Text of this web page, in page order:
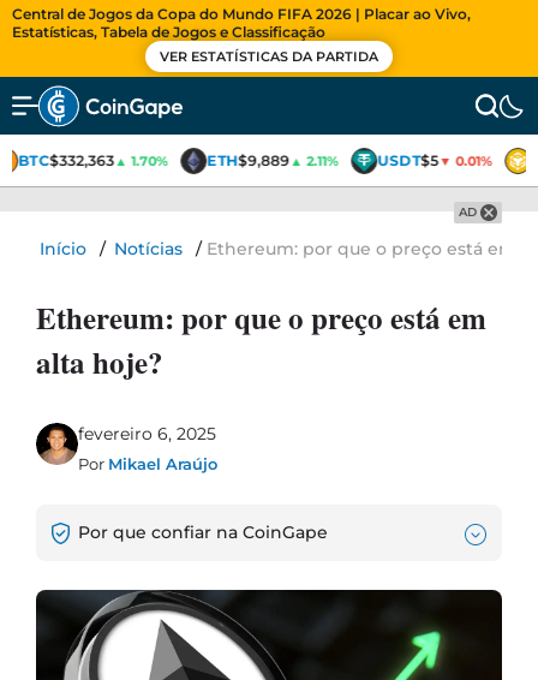
Central de Jogos da Copa do Mundo FIFA 2026 | Placar ao Vivo,
Estatísticas, Tabela de Jogos e Classificação
VER ESTATÍSTICAS DA PARTIDA
BTC$332,363▲ 1.70% ETH$9,889▲ 2.11% USDT$5▼ 0.01%
AD
Início / Notícias / Ethereum: por que o preço está em
Ethereum: por que o preço está em
alta hoje?
fevereiro 6, 2025
Por Mikael Araújo
Por que confiar na CoinGape